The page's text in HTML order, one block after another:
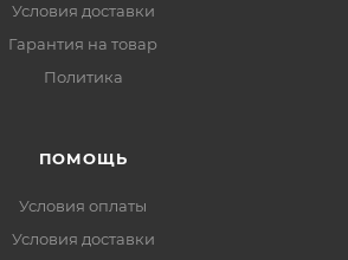
Условия доставки
Гарантия на товар
Политика
ПОМОЩЬ
Условия оплаты
Условия доставки